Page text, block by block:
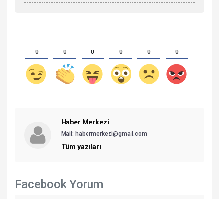
0 0 0 0 0 0
Haber Merkezi
Mail: habermerkezi@gmail.com
Tüm yazıları
Facebook Yorum